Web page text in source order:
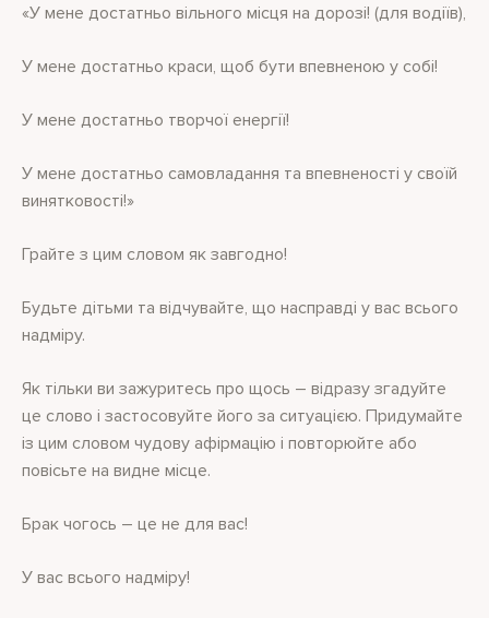
«У мене достатньо вільного місця на дорозі! (для водіїв),
У мене достатньо краси, щоб бути впевненою у собі!
У мене достатньо творчої енергії!
У мене достатньо самовладання та впевненості у своїй
винятковості!»
Грайте з цим словом як завгодно!
Будьте дітьми та відчувайте, що насправді у вас всього
надміру.
Як тільки ви зажуритесь про щось – відразу згадуйте
це слово і застосовуйте його за ситуацією. Придумайте
із цим словом чудову афірмацію і повторюйте або
повісьте на видне місце.
Брак чогось – це не для вас!
У вас всього надміру!